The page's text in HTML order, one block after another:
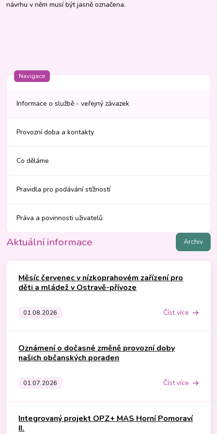
návrhu v něm musí být jasně označena.
Navigace
Informace o službě - veřejný závazek
Provozní doba a kontakty
Co děláme
Pravidla pro podávání stížností
Práva a povinnosti uživatelů
Aktuální informace Archiv
Měsíc červenec v nízkoprahovém zařízení pro
děti a mládež v Ostravě-přívoze
01.08.2026 Číst více
Oznámení o dočasné změně provozní doby
našich občanských poraden
01.07.2026 Číst více
Integrovaný projekt OPZ+ MAS Horní Pomoraví
II.